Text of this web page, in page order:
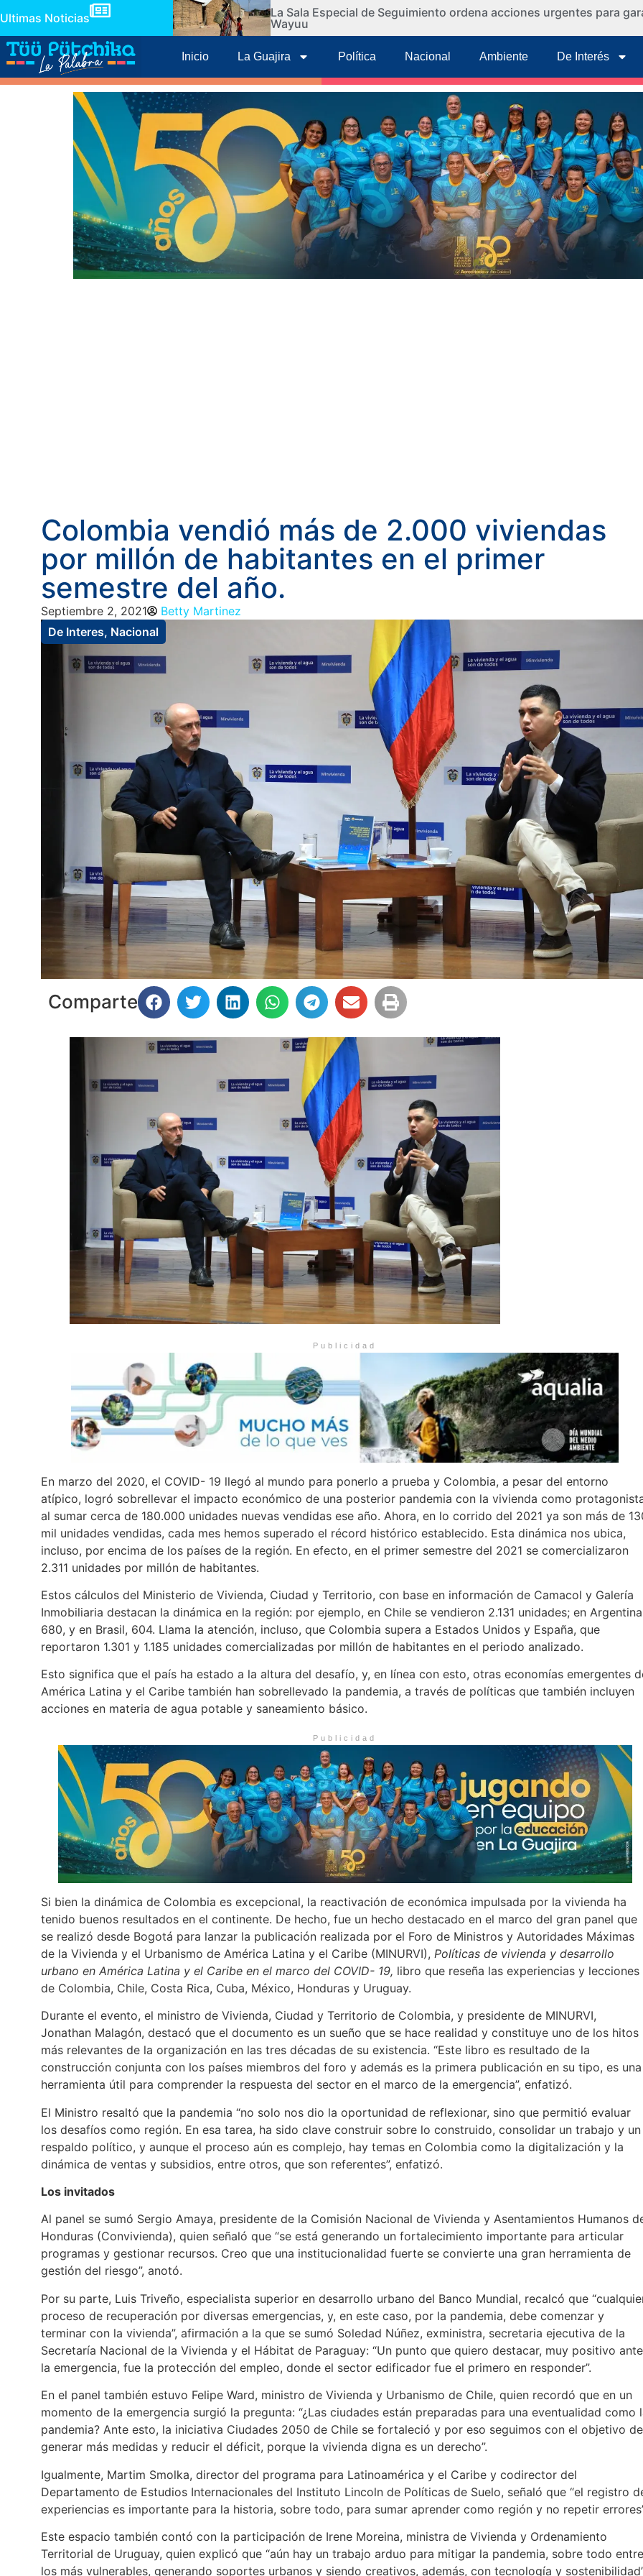
Ultimas Noticias
La Sala Especial de Seguimiento ordena acciones urgentes para
Wayuu
Inicio La Guajira Política Nacional Ambiente De Interés
Colombia vendió más de 2.000 viviendas
por millón de habitantes en el primer
semestre del año.
Septiembre 2, 2021
Betty Martinez
De Interes, Nacional
Comparte
Publicidad
En marzo del 2020, el COVID- 19 llegó al mundo para ponerlo a prueba y Colombia, a pesar del entorno
atípico, logró sobrellevar el impacto económico de una posterior pandemia con la vivienda como
al sumar cerca de 180.000 unidades nuevas vendidas ese año. Ahora, en lo corrido del 2021 ya son más de
mil unidades vendidas, cada mes hemos superado el récord histórico establecido. Esta dinámica nos ubica,
incluso, por encima de los países de la región. En efecto, en el primer semestre del 2021 se comercializaron
2.311 unidades por millón de habitantes.
Estos cálculos del Ministerio de Vivienda, Ciudad y Territorio, con base en información de Camacol y Galería
Inmobiliaria destacan la dinámica en la región: por ejemplo, en Chile se vendieron 2.131 unidades; en
680, y en Brasil, 604. Llama la atención, incluso, que Colombia supera a Estados Unidos y España, que
reportaron 1.301 y 1.185 unidades comercializadas por millón de habitantes en el periodo analizado.
Esto significa que el país ha estado a la altura del desafío, y, en línea con esto, otras economías emergentes
América Latina y el Caribe también han sobrellevado la pandemia, a través de políticas que también incluyen
acciones en materia de agua potable y saneamiento básico.
Publicidad
Si bien la dinámica de Colombia es excepcional, la reactivación de económica impulsada por la vivienda ha
tenido buenos resultados en el continente. De hecho, fue un hecho destacado en el marco del gran panel que
se realizó desde Bogotá para lanzar la publicación realizada por el Foro de Ministros y Autoridades Máximas
de la Vivienda y el Urbanismo de América Latina y el Caribe (MINURVI), Políticas de vivienda y desarrollo
urbano en América Latina y el Caribe en el marco del COVID- 19, libro que reseña las experiencias y lecciones
de Colombia, Chile, Costa Rica, Cuba, México, Honduras y Uruguay.
Durante el evento, el ministro de Vivienda, Ciudad y Territorio de Colombia, y presidente de MINURVI,
Jonathan Malagón, destacó que el documento es un sueño que se hace realidad y constituye uno de los hitos
más relevantes de la organización en las tres décadas de su existencia. “Este libro es resultado de la
construcción conjunta con los países miembros del foro y además es la primera publicación en su tipo, es una
herramienta útil para comprender la respuesta del sector en el marco de la emergencia”, enfatizó.
El Ministro resaltó que la pandemia “no solo nos dio la oportunidad de reflexionar, sino que permitió evaluar
los desafíos como región. En esa tarea, ha sido clave construir sobre lo construido, consolidar un trabajo y un
respaldo político, y aunque el proceso aún es complejo, hay temas en Colombia como la digitalización y la
dinámica de ventas y subsidios, entre otros, que son referentes”, enfatizó.
Los invitados
Al panel se sumó Sergio Amaya, presidente de la Comisión Nacional de Vivienda y Asentamientos Humanos
Honduras (Convivienda), quien señaló que “se está generando un fortalecimiento importante para articular
programas y gestionar recursos. Creo que una institucionalidad fuerte se convierte una gran herramienta de
gestión del riesgo”, anotó.
Por su parte, Luis Triveño, especialista superior en desarrollo urbano del Banco Mundial, recalcó que
proceso de recuperación por diversas emergencias, y, en este caso, por la pandemia, debe comenzar y
terminar con la vivienda”, afirmación a la que se sumó Soledad Núñez, exministra, secretaria ejecutiva de la
Secretaría Nacional de la Vivienda y el Hábitat de Paraguay: “Un punto que quiero destacar, muy positivo ante
la emergencia, fue la protección del empleo, donde el sector edificador fue el primero en responder”.
En el panel también estuvo Felipe Ward, ministro de Vivienda y Urbanismo de Chile, quien recordó que en un
momento de la emergencia surgió la pregunta: “¿Las ciudades están preparadas para una eventualidad como
pandemia? Ante esto, la iniciativa Ciudades 2050 de Chile se fortaleció y por eso seguimos con el objetivo de
generar más medidas y reducir el déficit, porque la vivienda digna es un derecho”.
Igualmente, Martim Smolka, director del programa para Latinoamérica y el Caribe y codirector del
Departamento de Estudios Internacionales del Instituto Lincoln de Políticas de Suelo, señaló que “el registro
experiencias es importante para la historia, sobre todo, para sumar aprender como región y no repetir
Este espacio también contó con la participación de Irene Moreina, ministra de Vivienda y Ordenamiento
Territorial de Uruguay, quien explicó que “aún hay un trabajo arduo para mitigar la pandemia, sobre todo entre
los más vulnerables, generando soportes urbanos y siendo creativos, además, con tecnología y